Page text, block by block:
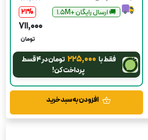
😍آخرین چاپ
21%
۷۱۱٬۰۰۰
تومان
فقط با ۲۲۵٬۰۰۰
تومان در ۴ قسط
پرداخت کن!
افزودن به سبد خرید